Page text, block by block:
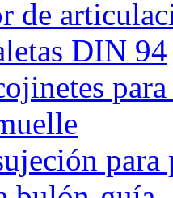
de
DIN 94
para